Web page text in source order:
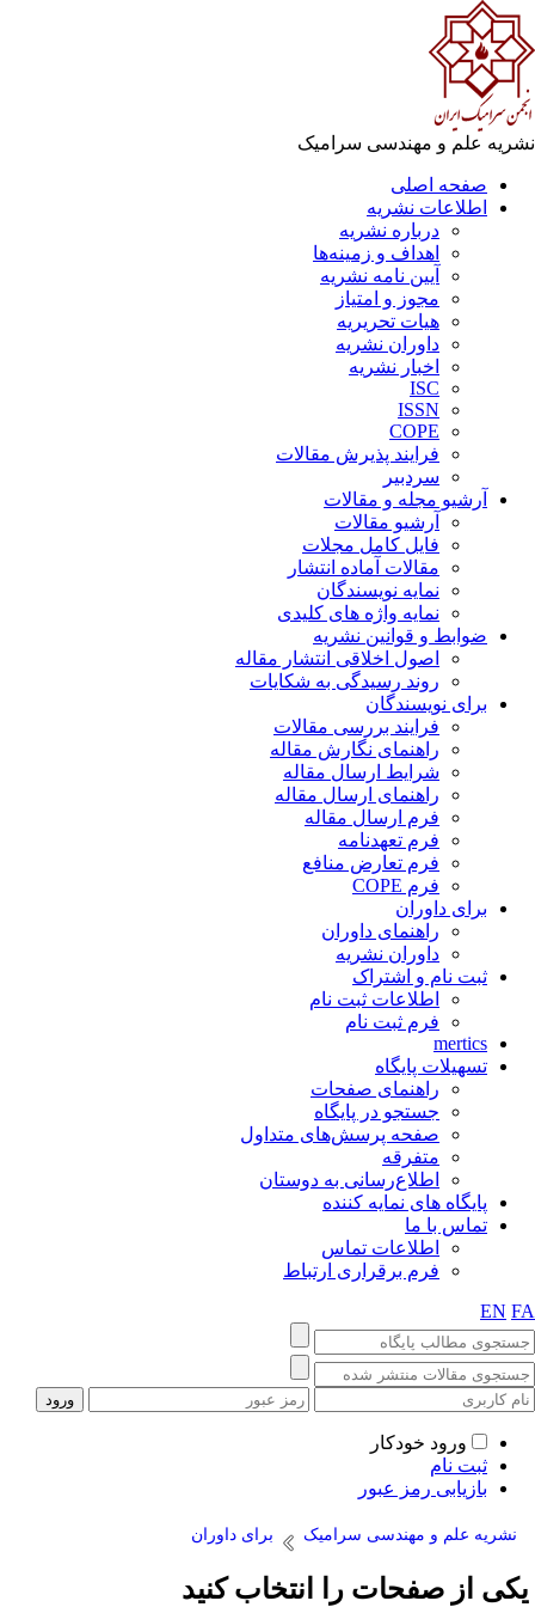
علم و مهندسی سرامیک
صفحه اصلی
اطلاعات نشریه
درباره نشریه
اهداف و زمینه‌ها
آیین نامه نشریه
مجوز و امتیاز
هیات تحریریه
داوران نشریه
اخبار نشریه
ISC
ISSN
COPE
فرایند پذیرش مقالات
سردبیر
آرشیو مجله و مقالات
آرشیو مقالات
فایل کامل مجلات
مقالات آماده انتشار
نمایه نویسندگان
نمایه واژه های کلیدی
ضوابط و قوانین نشریه
اصول اخلاقی انتشار مقاله
روند رسیدگی به شکایات
برای نویسندگان
فرایند بررسی مقالات
راهنمای نگارش مقاله
شرایط ارسال مقاله
راهنمای ارسال مقاله
فرم ارسال مقاله
فرم تعهدنامه
فرم تعارض منافع
فرم COPE
برای داوران
راهنمای داوران
داوران نشریه
ثبت نام و اشتراک
اطلاعات ثبت نام
فرم ثبت نام
mertics
تسهیلات پایگاه
راهنمای صفحات
جستجو در پایگاه
صفحه پرسش‌های متداول
متفرقه
اطلاع‌رسانی به دوستان
پایگاه های نمایه کننده
تماس با ما
اطلاعات تماس
فرم برقراری ارتباط
EN
ورود خودکار
ثبت نام
بازیابی رمز عبور
نشریه علم و مهندسی سرامیک برای داوران
از صفحات را انتخاب کنید